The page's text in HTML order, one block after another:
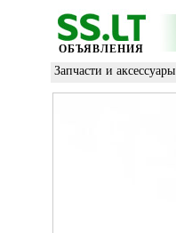
ОБЪЯВЛЕНИЯ
Запчасти и аксессуары